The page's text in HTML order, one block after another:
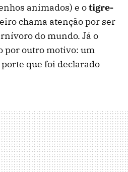
animados) e otigre-
chama atenção por ser
do mundo. Já o
por outro motivo: um
que foi declarado